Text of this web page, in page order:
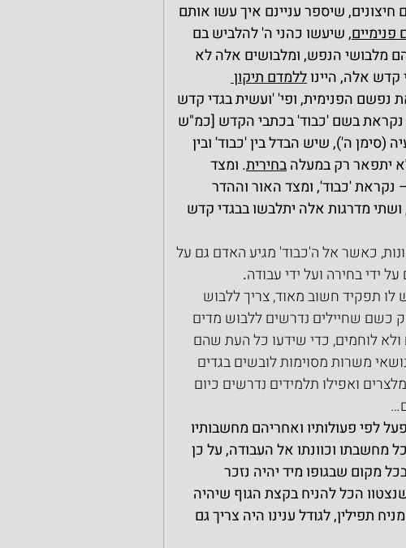
שיספר עניינם איך עשו אותם
פנימיים, שיעשו כהני ה' להלביש בם
מלבושי הנפש, ומלבושים אלה לא
אלה, היינו ללמדם תיקון
נפשם הפנימית, ופי' 'ועשית בגדי קדש
בשם 'כבוד' בכתבי הקדש [כמ"ש
(סימן ה'), שיש הבדל בין 'כבוד' ובין
יתפאר רק במעלה בחירית. ומצד
'כבוד', ומצד האור וההדר
מדרגות אלה יתלבשו בבגדי קדש
כאשר אל ה'כבוד' מגיע האדם גם על
ידי בחירה ועל ידי עבודה.
תפקיד חשוב מאוד, צריך ללבוש
כשם שחיילים נדרשים ללבוש מדים
לוחמים, כדי שידעו כל העת שהם
משרות מסוימות לובשים בגדים
ואפילו תלמידים נדרשים כיום
לפי פעולותיו ואחריהם מחשבותיו
מחשבתו וכוונתו אל העבודה, על כן
מקום שבגופו מיד יהיה נזכר
שנצטוו הכל להניח בקצת הגוף שיהיה
תפילין, לגודל ענינו היה צריך גם